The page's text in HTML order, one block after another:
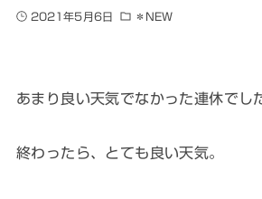
2021年5月6日 ＊NEW
あまり良い天気でなかった連休でし
終わったら、とても良い天気。